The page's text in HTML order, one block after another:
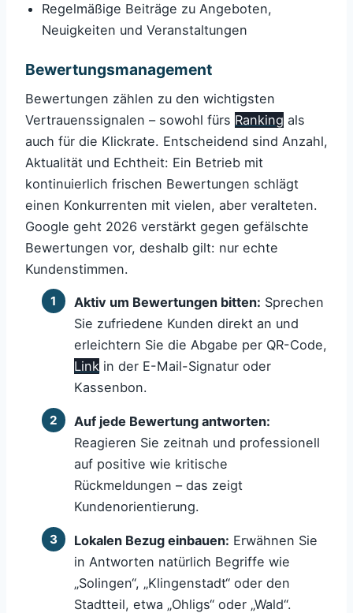
Regelmäßige Beiträge zu Angeboten,
Neuigkeiten und Veranstaltungen
Bewertungsmanagement
Bewertungen zählen zu den wichtigsten
Vertrauenssignalen – sowohl fürs Ranking als
auch für die Klickrate. Entscheidend sind Anzahl,
Aktualität und Echtheit: Ein Betrieb mit
kontinuierlich frischen Bewertungen schlägt
einen Konkurrenten mit vielen, aber veralteten.
Google geht 2026 verstärkt gegen gefälschte
Bewertungen vor, deshalb gilt: nur echte
Kundenstimmen.
Aktiv um Bewertungen bitten: Sprechen
Sie zufriedene Kunden direkt an und
erleichtern Sie die Abgabe per QR-Code,
Link in der E-Mail-Signatur oder
Kassenbon.
Auf jede Bewertung antworten:
Reagieren Sie zeitnah und professionell
auf positive wie kritische
Rückmeldungen – das zeigt
Kundenorientierung.
Lokalen Bezug einbauen: Erwähnen Sie
in Antworten natürlich Begriffe wie
„Solingen“, „Klingenstadt“ oder den
Stadtteil, etwa „Ohligs“ oder „Wald“.